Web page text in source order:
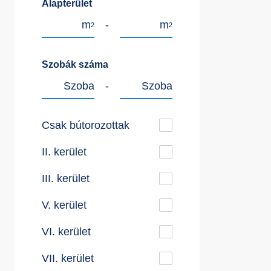
Alapterület
m2 - m2
Szobák száma
Szoba - Szoba
Csak bútorozottak
II. kerület
III. kerület
V. kerület
VI. kerület
VII. kerület